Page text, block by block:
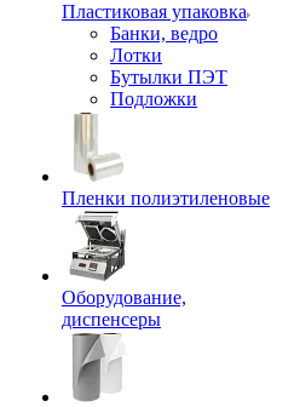
Пластиковая упаковка
Банки, ведро
Лотки
Бутылки ПЭТ
Подложки
Пленки полиэтиленовые
Оборудование,
диспенсеры